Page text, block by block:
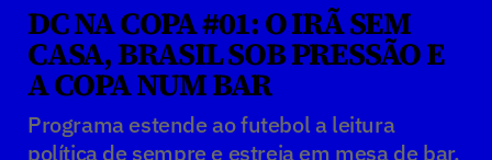
DC NA COPA #01: O IRÃ SEM
CASA, BRASIL SOB PRESSÃO E
A COPA NUM BAR
Programa estende ao futebol a leitura
política de sempre e estreia em mesa de bar,